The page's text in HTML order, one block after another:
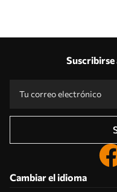
Suscribirse
Cambiar el idioma